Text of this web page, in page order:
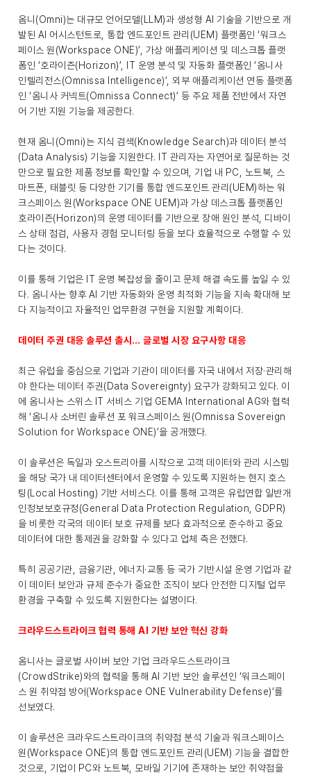
옴니(Omni)는 대규모 언어모델(LLM)과 생성형 AI 기술을 기반으로 개
발된 AI 어시스턴트로, 통합 엔드포인트 관리(UEM) 플랫폼인 ‘워크스
페이스 원(Workspace ONE)’, 가상 애플리케이션 및 데스크톱 플랫
폼인 ‘호라이즌(Horizon)’, IT 운영 분석 및 자동화 플랫폼인 ‘옴니사
인텔리전스(Omnissa Intelligence)’, 외부 애플리케이션 연동 플랫폼
인 ‘옴니사 커넥트(Omnissa Connect)’ 등 주요 제품 전반에서 자연
어 기반 지원 기능을 제공한다.
현재 옴니(Omni)는 지식 검색(Knowledge Search)과 데이터 분석
(Data Analysis) 기능을 지원한다. IT 관리자는 자연어로 질문하는 것
만으로 필요한 제품 정보를 확인할 수 있으며, 기업 내 PC, 노트북, 스
마트폰, 태블릿 등 다양한 기기를 통합 엔드포인트 관리(UEM)하는 워
크스페이스 원(Workspace ONE UEM)과 가상 데스크톱 플랫폼인
호라이즌(Horizon)의 운영 데이터를 기반으로 장애 원인 분석, 디바이
스 상태 점검, 사용자 경험 모니터링 등을 보다 효율적으로 수행할 수 있
다는 것이다.
이를 통해 기업은 IT 운영 복잡성을 줄이고 문제 해결 속도를 높일 수 있
다. 옴니사는 향후 AI 기반 자동화와 운영 최적화 기능을 지속 확대해 보
다 지능적이고 자율적인 업무환경 구현을 지원할 계획이다.
데이터 주권 대응 솔루션 출시… 글로벌 시장 요구사항 대응
최근 유럽을 중심으로 기업과 기관이 데이터를 자국 내에서 저장·관리해
야 한다는 데이터 주권(Data Sovereignty) 요구가 강화되고 있다. 이
에 옴니사는 스위스 IT 서비스 기업 GEMA International AG와 협력
해 ‘옴니사 소버린 솔루션 포 워크스페이스 원(Omnissa Sovereign
Solution for Workspace ONE)’을 공개했다.
이 솔루션은 독일과 오스트리아를 시작으로 고객 데이터와 관리 시스템
을 해당 국가 내 데이터센터에서 운영할 수 있도록 지원하는 현지 호스
팅(Local Hosting) 기반 서비스다. 이를 통해 고객은 유럽연합 일반개
인정보보호규정(General Data Protection Regulation, GDPR)
을 비롯한 각국의 데이터 보호 규제를 보다 효과적으로 준수하고 중요
데이터에 대한 통제권을 강화할 수 있다고 업체 측은 전했다.
특히 공공기관, 금융기관, 에너지·교통 등 국가 기반시설 운영 기업과 같
이 데이터 보안과 규제 준수가 중요한 조직이 보다 안전한 디지털 업무
환경을 구축할 수 있도록 지원한다는 설명이다.
크라우드스트라이크 협력 통해 AI 기반 보안 혁신 강화
옴니사는 글로벌 사이버 보안 기업 크라우드스트라이크
(CrowdStrike)와의 협력을 통해 AI 기반 보안 솔루션인 ‘워크스페이
스 원 취약점 방어(Workspace ONE Vulnerability Defense)’를
선보였다.
이 솔루션은 크라우드스트라이크의 취약점 분석 기술과 워크스페이스
원(Workspace ONE)의 통합 엔드포인트 관리(UEM) 기능을 결합한
것으로, 기업이 PC와 노트북, 모바일 기기에 존재하는 보안 취약점을